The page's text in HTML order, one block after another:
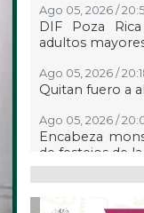
Ago 05, 2026 /
DIF Poza
adultos
Ago 05, 2026 /
Quitan fuero a
Ago 05, 2026 /
Encabeza
de festejos de
Ago 05, 2026 /
Entrega DIF